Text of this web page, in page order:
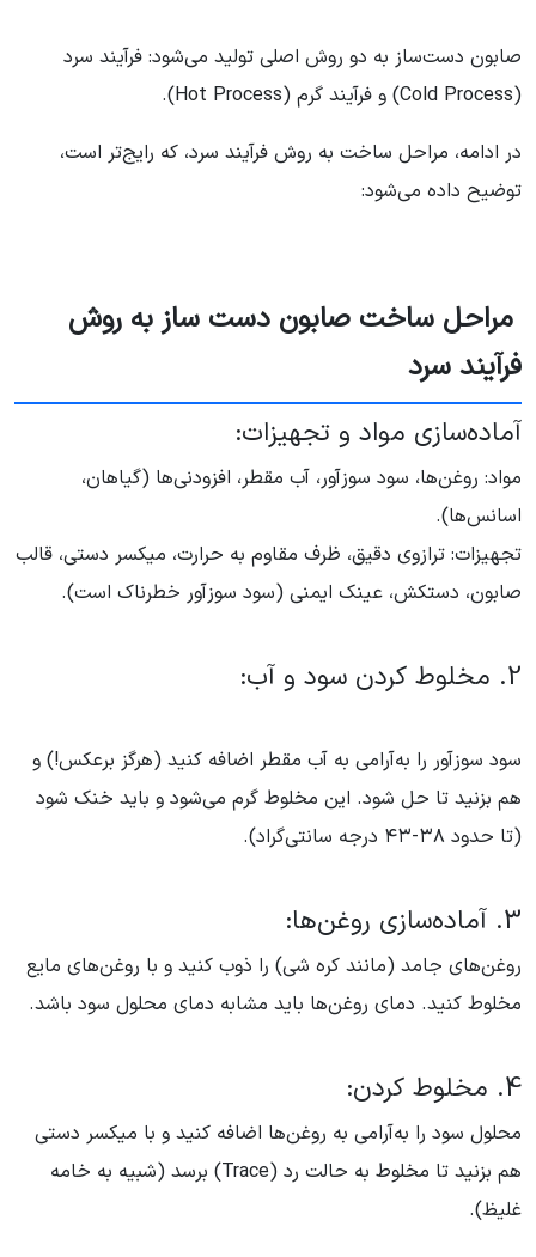
صابون دست‌ساز به دو روش اصلی تولید می‌شود: فرآیند سرد
(Cold Process) و فرآیند گرم (Hot Process).
در ادامه، مراحل ساخت به روش فرآیند سرد، که رایج‌تر است،
توضیح داده می‌شود:
مراحل ساخت صابون دست ساز به روش
فرآیند سرد
آماده‌سازی مواد و تجهیزات:
مواد: روغن‌ها، سود سوزآور، آب مقطر، افزودنی‌ها (گیاهان،
اسانس‌ها).
تجهیزات: ترازوی دقیق، ظرف مقاوم به حرارت، میکسر دستی، قالب
صابون، دستکش، عینک ایمنی (سود سوزآور خطرناک است).
2. مخلوط کردن سود و آب:
سود سوزآور را به‌آرامی به آب مقطر اضافه کنید (هرگز برعکس!) و
هم بزنید تا حل شود. این مخلوط گرم می‌شود و باید خنک شود
(تا حدود ۳۸-۴۳ درجه سانتی‌گراد).
3. آماده‌سازی روغن‌ها:
روغن‌های جامد (مانند کره شی) را ذوب کنید و با روغن‌های مایع
مخلوط کنید. دمای روغن‌ها باید مشابه دمای محلول سود باشد.
4. مخلوط کردن:
محلول سود را به‌آرامی به روغن‌ها اضافه کنید و با میکسر دستی
هم بزنید تا مخلوط به حالت رد (Trace) برسد (شبیه به خامه
غلیظ).